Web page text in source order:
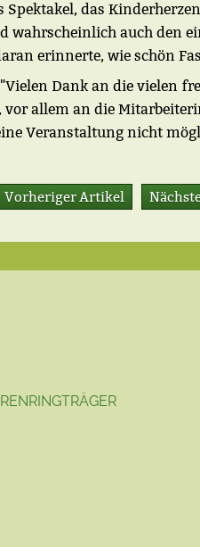
das Kinderherzen
wahrscheinlich auch den
erinnerte, wie schön
Dank an die vielen
allem an die
Veranstaltung nicht
Vorheriger Artikel